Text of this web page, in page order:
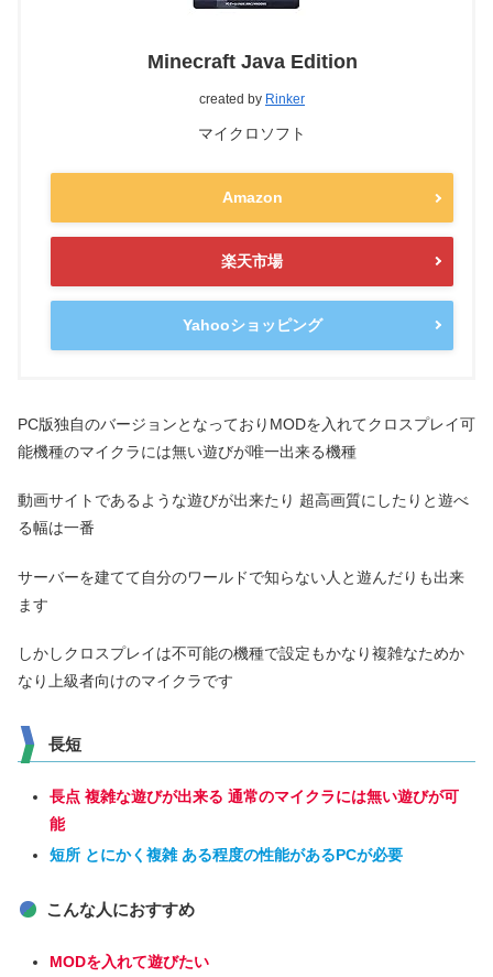
Minecraft Java Edition
created by Rinker
マイクロソフト
Amazon
楽天市場
Yahooショッピング
PC版独自のバージョンとなっておりMODを入れてクロスプレイ可
能機種のマイクラには無い遊びが唯一出来る機種
動画サイトであるような遊びが出来たり 超高画質にしたりと遊べ
る幅は一番
サーバーを建てて自分のワールドで知らない人と遊んだりも出来
ます
しかしクロスプレイは不可能の機種で設定もかなり複雑なためか
なり上級者向けのマイクラです
長短
長点 複雑な遊びが出来る 通常のマイクラには無い遊びが可
能
短所 とにかく複雑 ある程度の性能があるPCが必要
こんな人におすすめ
MODを入れて遊びたい